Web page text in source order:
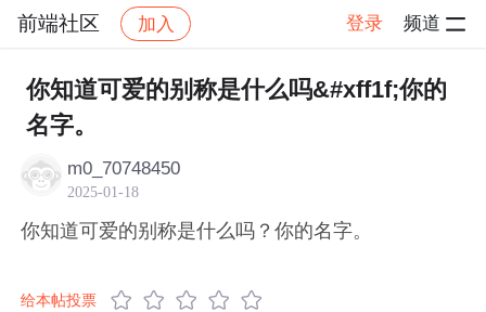
前端社区 加入 登录 频道
社区 前端社区 感慨 帖子详情
你知道可爱的别称是什么吗&#xff1f;你的
名字。
m0_70748450
2025-01-18
你知道可爱的别称是什么吗？你的名字。
给本帖投票